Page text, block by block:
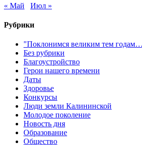
« Май
Июл »
Рубрики
"Поклонимся великим тем
Без рубрики
Благоустройство
Герои нашего времени
Даты
Здоровье
Конкурсы
Люди земли Калининской
Молодое поколение
Новость дня
Образование
Общество